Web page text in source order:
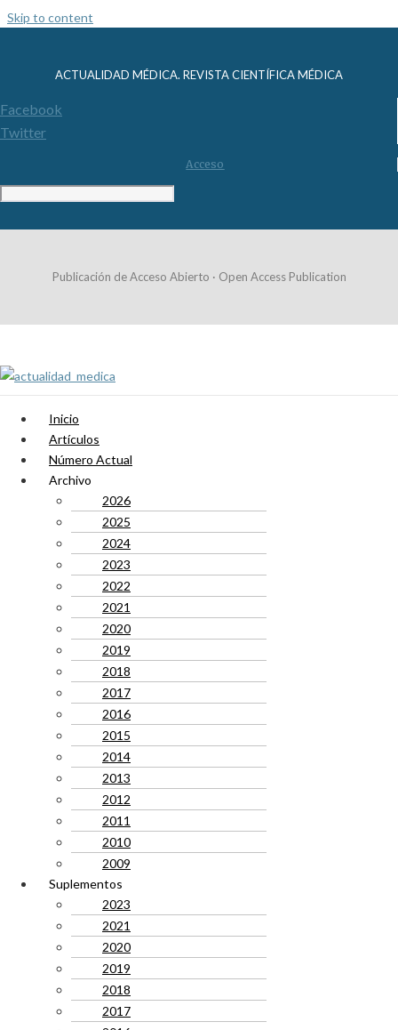
Skip to content
ACTUALIDAD MÉDICA. REVISTA CIENTÍFICA MÉDICA
Facebook
Twitter
Acceso
Publicación de Acceso Abierto · Open Access Publication
Inicio
Artículos
Número Actual
Archivo
2026
2025
2024
2023
2022
2021
2020
2019
2018
2017
2016
2015
2014
2013
2012
2011
2010
2009
Suplementos
2023
2021
2020
2019
2018
2017